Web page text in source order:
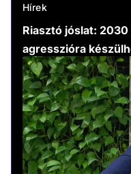
Hírek
Riasztó jóslat:
agresszióra